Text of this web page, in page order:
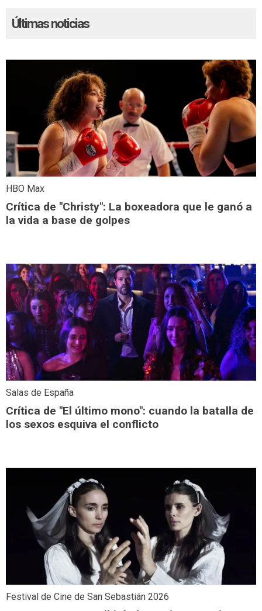
Últimas noticias
HBO Max
Crítica de "Christy": La boxeadora que le ganó a
la vida a base de golpes
Salas de España
Crítica de "El último mono": cuando la batalla de
los sexos esquiva el conflicto
Festival de Cine de San Sebastián 2026